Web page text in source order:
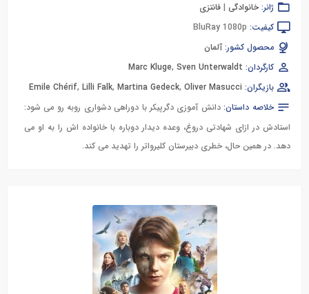
ژانر: خانوادگی | فانتزی
کیفیت: BluRay 1080p
محصول کشور: آلمان
کارگردان:
Marc Kluge, Sven Unterwaldt
بازیگران:
Emile Chérif, Lilli Falk, Martina Gedeck, Oliver Masucci
خلاصه داستان:دانش آموزی دگرپیکر با دوراهی دشواری روبه رو می شود:
استادش در ازای شهادتی دروغ، وعده دیدار دوباره با خانواده اش را به او می
دهد. در همین حال، خطری دبیرستان کلیرواتر را تهدید می کند.